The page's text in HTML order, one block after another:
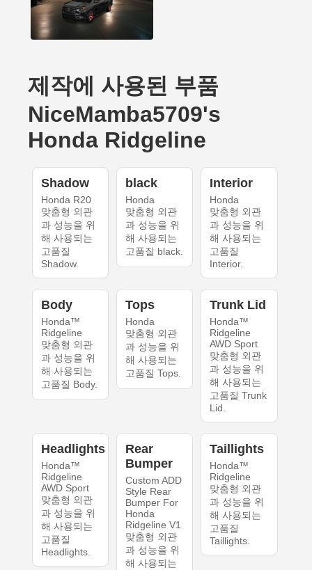
제작에 사용된 부품
NiceMamba5709's
Honda Ridgeline
Shadow
Honda R20
맞춤형 외관
과 성능을 위
해 사용되는
고품질
Shadow.
black
Honda
맞춤형 외관
과 성능을 위
해 사용되는
고품질 black.
Interior
Honda
맞춤형 외관
과 성능을 위
해 사용되는
고품질
Interior.
Body
Honda™
Ridgeline
맞춤형 외관
과 성능을 위
해 사용되는
고품질 Body.
Tops
Honda
맞춤형 외관
과 성능을 위
해 사용되는
고품질 Tops.
Trunk Lid
Honda™
Ridgeline
AWD Sport
맞춤형 외관
과 성능을 위
해 사용되는
고품질 Trunk
Lid.
Headlights
Honda™
Ridgeline
AWD Sport
맞춤형 외관
과 성능을 위
해 사용되는
고품질
Headlights.
Rear
Bumper
Custom ADD
Style Rear
Bumper For
Honda
Ridgeline V1
맞춤형 외관
과 성능을 위
해 사용되는
Taillights
Honda™
Ridgeline
맞춤형 외관
과 성능을 위
해 사용되는
고품질
Taillights.